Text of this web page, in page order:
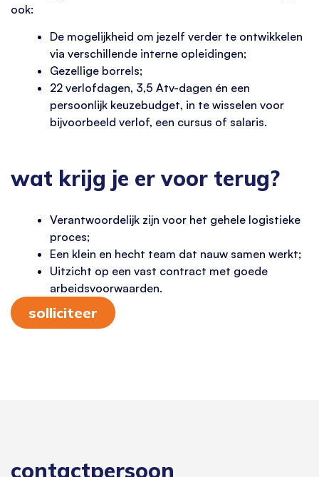
ook:
De mogelijkheid om jezelf verder te ontwikkelen
via verschillende interne opleidingen;
Gezellige borrels;
22 verlofdagen, 3,5 Atv-dagen én een
persoonlijk keuzebudget, in te wisselen voor
bijvoorbeeld verlof, een cursus of salaris.
wat krijg je er voor terug?
Verantwoordelijk zijn voor het gehele logistieke
proces;
Een klein en hecht team dat nauw samen werkt;
Uitzicht op een vast contract met goede
arbeidsvoorwaarden.
solliciteer
contactpersoon